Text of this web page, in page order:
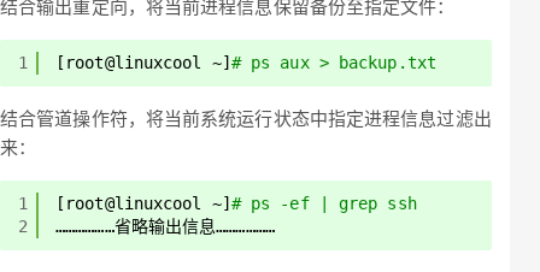
结合输出重定向，将当前进程信息保留备份至指定文件：
1 [root@linuxcool ~] # ps aux > backup.txt
结合管道操作符，将当前系统运行状态中指定进程信息过滤出
来：
1
2
[root@linuxcool ~] # ps -ef | grep ssh
………………省略输出信息………………